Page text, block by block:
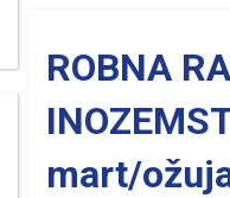
ROBNA
mart/